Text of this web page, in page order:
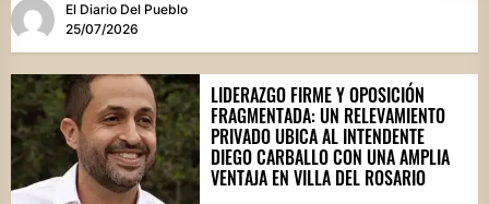
haya...
El Diario Del Pueblo
25/07/2026
LIDERAZGO FIRME Y OPOSICIÓN
FRAGMENTADA: UN RELEVAMIENTO
PRIVADO UBICA AL INTENDENTE
DIEGO CARBALLO CON UNA AMPLIA
VENTAJA EN VILLA DEL ROSARIO